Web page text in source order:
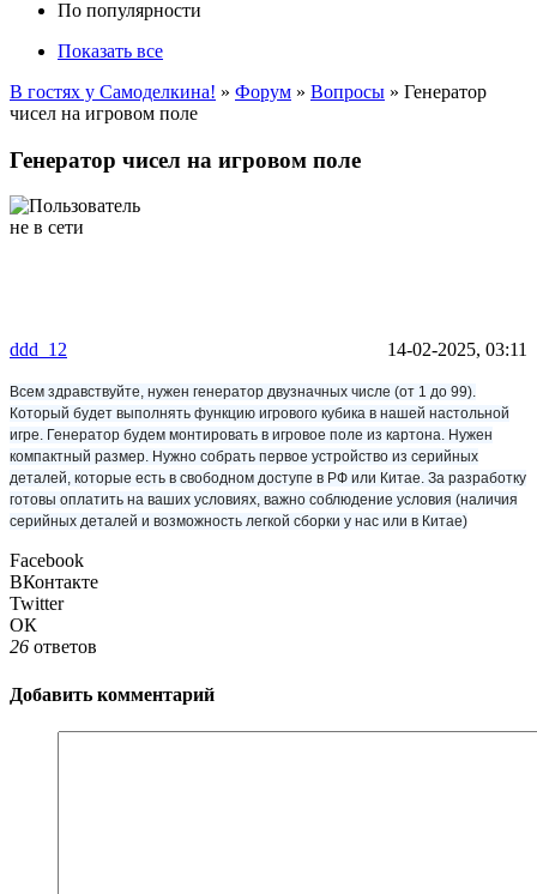
По популярности
Показать все
В гостях у Самоделкина! » Форум » Вопросы » Генератор
чисел на игровом поле
Генератор чисел на игровом поле
ddd_12 14-02-2025, 03:11
Всем здравствуйте, нужен генератор двузначных числе (от 1 до 99).
Который будет выполнять функцию игрового кубика в нашей настольной
игре. Генератор будем монтировать в игровое поле из картона. Нужен
компактный размер. Нужно собрать первое устройство из серийных
деталей, которые есть в свободном доступе в РФ или Китае. За разработку
готовы оплатить на ваших условиях, важно соблюдение условия (наличия
серийных деталей и возможность легкой сборки у нас или в Китае)
Facebook
ВКонтакте
Twitter
ОК
26 ответов
Добавить комментарий